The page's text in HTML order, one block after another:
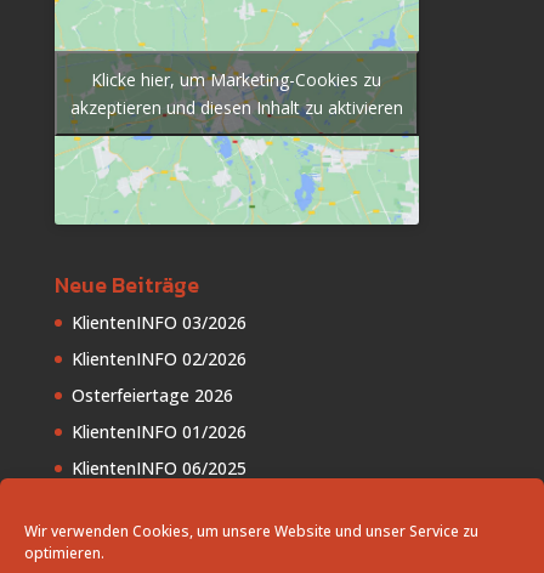
Wir verwenden Cookies, um unsere Website und unser Service zu
optimieren.
Klicke hier, um Marketing-Cookies zu
akzeptieren und diesen Inhalt zu aktivieren
Neue Beiträge
KlientenINFO 03/2026
KlientenINFO 02/2026
Osterfeiertage 2026
KlientenINFO 01/2026
KlientenINFO 06/2025